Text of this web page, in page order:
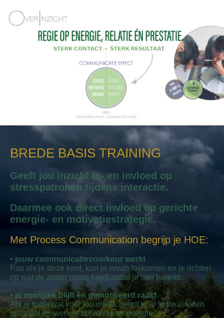
BREDE BASIS TRAINING
Geeft jou inzicht in- en invloed op
stresspatronen tijdens interactie.
Daarmee ook direct invloed op gerichte
energie- en motivatiestrategie.
Met Process Communication begrijp je HOE:
• jouw communicatievoorkeur werkt
Pas als je deze kent, kun je ervan loskomen en je richten
op wat de ander nodig heeft zodat je hen bereikt.
• je energiek blijft én gemotiveerd raakt
Als je weet wat voor jou werkt, benut je al je kwaliteiten
optimaal en werk je blijvend met energie.